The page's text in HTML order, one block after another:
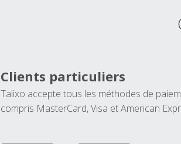
Clients particuliers
Talixo accepte tous les méthodes de
compris MasterCard, Visa et American